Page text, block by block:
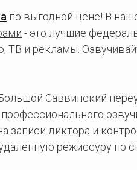
по выгодной цене! В
- это лучшие
ТВ и рекламы.
Саввинский
записи диктора и
режиссуру по